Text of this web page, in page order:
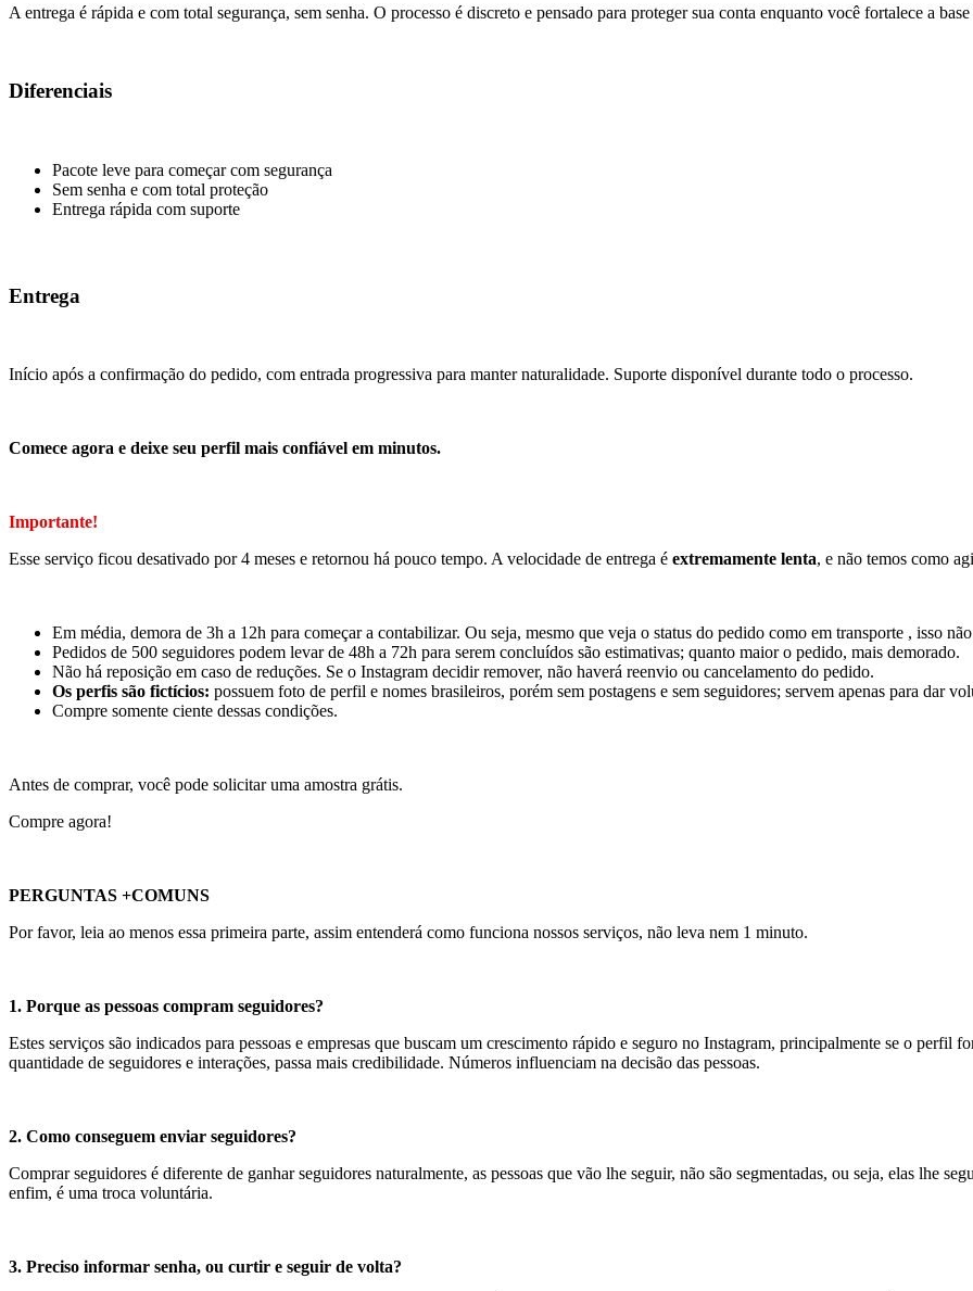
A entrega é rápida e com total segurança, sem senha. O processo é discreto e pensado para proteger sua conta enquanto você fortalece a
Diferenciais
Pacote leve para começar com segurança
Sem senha e com total proteção
Entrega rápida com suporte
Entrega
Início após a confirmação do pedido, com entrada progressiva para manter naturalidade. Suporte disponível durante todo o processo.
Comece agora e deixe seu perfil mais confiável em minutos.
Importante!
Esse serviço ficou desativado por 4 meses e retornou há pouco tempo. A velocidade de entrega é extremamente lenta, e não temos como
Em média, demora de 3h a 12h para começar a contabilizar. Ou seja, mesmo que veja o status do pedido como em transporte , isso
Pedidos de 500 seguidores podem levar de 48h a 72h para serem concluídos são estimativas; quanto maior o pedido, mais demorado.
Não há reposição em caso de reduções. Se o Instagram decidir remover, não haverá reenvio ou cancelamento do pedido.
Os perfis são fictícios: possuem foto de perfil e nomes brasileiros, porém sem postagens e sem seguidores; servem apenas para dar
Compre somente ciente dessas condições.
Antes de comprar, você pode solicitar uma amostra grátis.
Compre agora!
PERGUNTAS +COMUNS
Por favor, leia ao menos essa primeira parte, assim entenderá como funciona nossos serviços, não leva nem 1 minuto.
1. Porque as pessoas compram seguidores?
Estes serviços são indicados para pessoas e empresas que buscam um crescimento rápido e seguro no Instagram, principalmente se o
quantidade de seguidores e interações, passa mais credibilidade. Números influenciam na decisão das pessoas.
2. Como conseguem enviar seguidores?
Comprar seguidores é diferente de ganhar seguidores naturalmente, as pessoas que vão lhe seguir, não são segmentadas, ou seja, elas lhe
enfim, é uma troca voluntária.
3. Preciso informar senha, ou curtir e seguir de volta?